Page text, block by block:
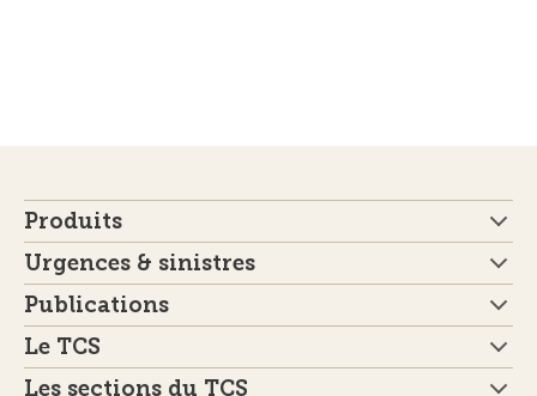
Produits
Urgences & sinistres
Publications
Le TCS
Les sections du TCS